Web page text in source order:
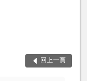
回上一頁